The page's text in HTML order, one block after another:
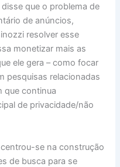
que o problema de
de anúncios,
resolver esse
monetizar mais as
ele gera – como focar
pesquisas relacionadas
que continua
de privacidade/não
se na construção
de busca para se